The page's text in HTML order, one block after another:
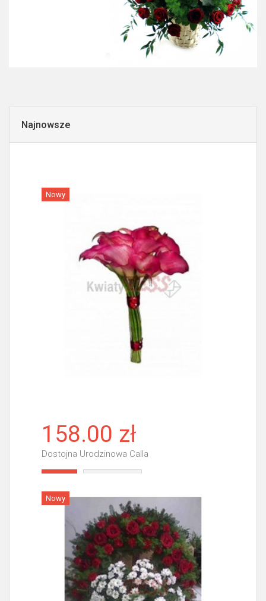
Najnowsze
Nowy
158.00 zł
Dostojna Urodzinowa Calla
Nowy